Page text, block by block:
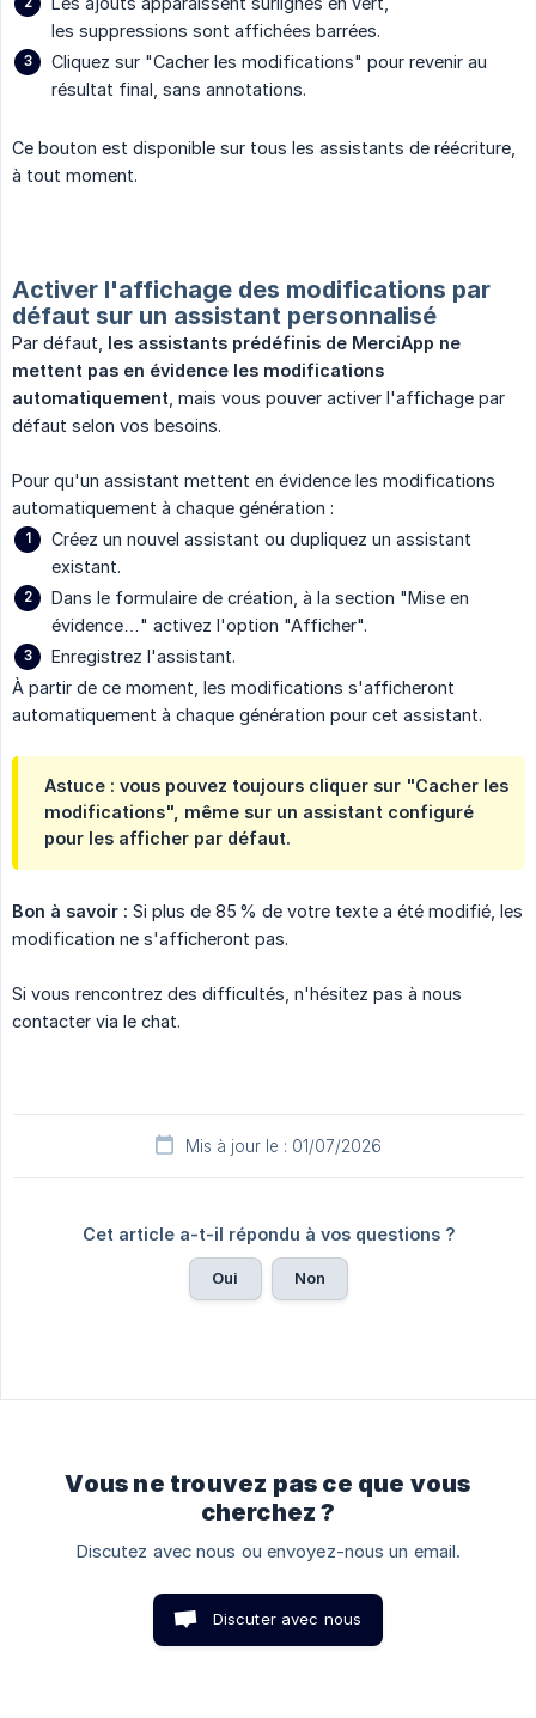
les suppressions sont affichées barrées.
Cliquez sur "Cacher les modifications" pour revenir au
résultat final, sans annotations.
Ce bouton est disponible sur tous les assistants de réécriture,
à tout moment.
Activer l'affichage des modifications par
défaut sur un assistant personnalisé
Par défaut, les assistants prédéfinis de MerciApp ne
mettent pas en évidence les modifications
automatiquement , mais vous pouver activer l'affichage par
défaut selon vos besoins.
Pour qu'un assistant mettent en évidence les modifications
automatiquement à chaque génération :
Créez un nouvel assistant ou dupliquez un assistant
existant.
Dans le formulaire de création, à la section "Mise en
évidence…" activez l'option "Afficher".
Enregistrez l'assistant.
À partir de ce moment, les modifications s'afficheront
automatiquement à chaque génération pour cet assistant.
Astuce : vous pouvez toujours cliquer sur "Cacher les
modifications", même sur un assistant configuré
pour les afficher par défaut.
Bon à savoir : Si plus de 85 % de votre texte a été modifié, les
modification ne s'afficheront pas.
Si vous rencontrez des difficultés, n'hésitez pas à nous
contacter via le chat.
Mis à jour le : 01/07/2026
Cet article a-t-il répondu à vos questions ?
Oui Non
Vous ne trouvez pas ce que vous
cherchez ?
Discutez avec nous ou envoyez-nous un email.
Discuter avec nous